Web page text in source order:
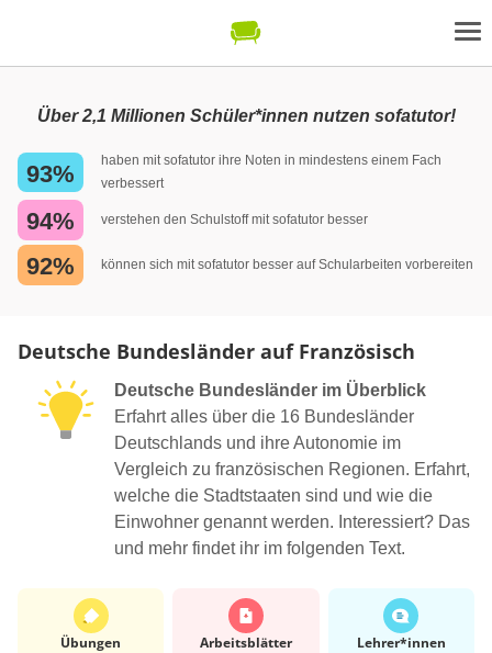
Über 2,1 Millionen Schüler*innen nutzen sofatutor!
93%
haben mit sofatutor ihre Noten in mindestens einem Fach
verbessert
94% verstehen den Schulstoff mit sofatutor besser
92% können sich mit sofatutor besser auf Schularbeiten vorbereiten
Deutsche Bundesländer auf Französisch
Deutsche Bundesländer im Überblick
Erfahrt alles über die 16 Bundesländer
Deutschlands und ihre Autonomie im
Vergleich zu französischen Regionen. Erfahrt,
welche die Stadtstaaten sind und wie die
Einwohner genannt werden. Interessiert? Das
und mehr findet ihr im folgenden Text.
Übungen Arbeits­blätter Lehrer*​innen